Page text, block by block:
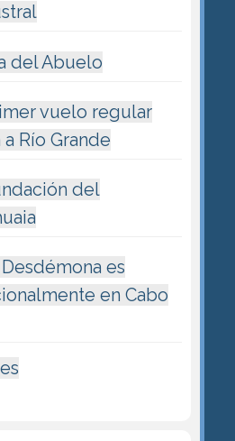
del Abuelo
vuelo regular
Río Grande
del
es
en Cabo